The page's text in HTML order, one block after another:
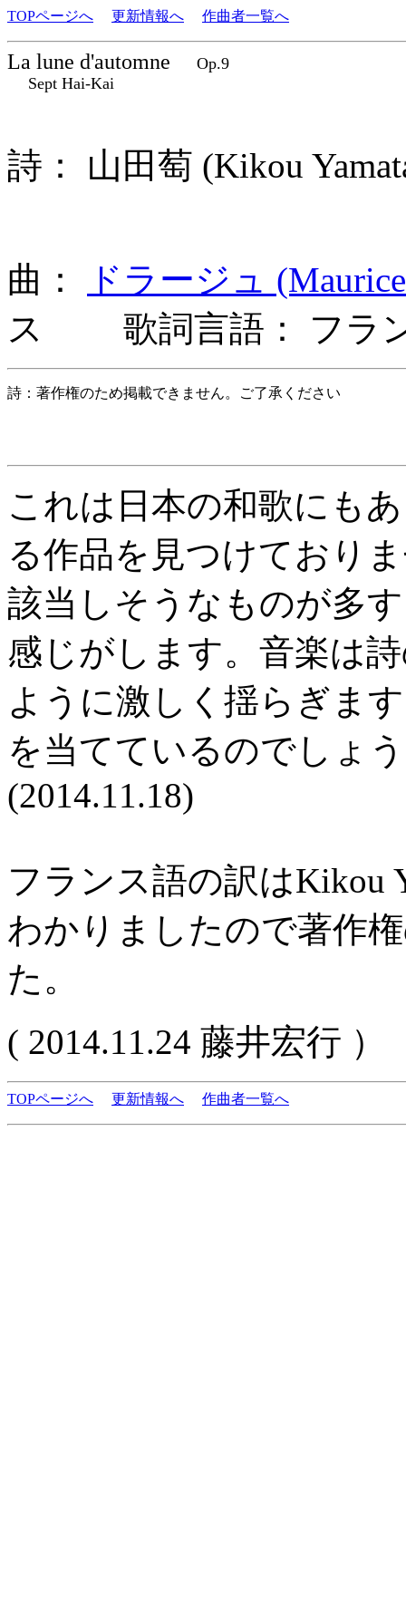
TOPページへ 更新情報へ 作曲者一覧へ
La lune d'automne
Op.9
Sept Hai-Kai
詩： 山田萄 (Kikou
曲：
ドラージュ
ス 歌詞言語： フラ
詩：著作権のため掲載できません。ご了承ください
これは日本の和歌にも
る作品を見つけており
該当しそうなものが多
感じがします。音楽は
ように激しく揺らぎま
を当てているのでしょう
(2014.11.18)
フランス語の訳はKikou
わかりましたので著作
た。
( 2014.11.24 藤井宏行 ）
TOPページへ 更新情報へ 作曲者一覧へ